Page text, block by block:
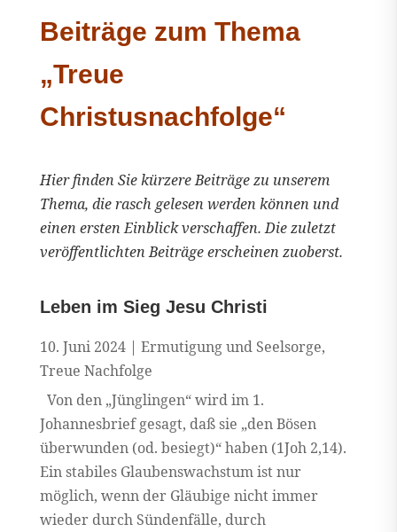
Beiträge zum Thema
„Treue
Christusnachfolge“
Hier finden Sie kürzere Beiträge zu unserem
Thema, die rasch gelesen werden können und
einen ersten Einblick verschaffen. Die zuletzt
veröffentlichten Beiträge erscheinen zuoberst.
Leben im Sieg Jesu Christi
10. Juni 2024| Ermutigung und Seelsorge,
Treue Nachfolge
Von den „Jünglingen“ wird im 1.
Johannesbrief gesagt, daß sie „den Bösen
überwunden (od. besiegt)“ haben (1Joh 2,14).
Ein stabiles Glaubenswachstum ist nur
möglich, wenn der Gläubige nicht immer
wieder durch Sündenfälle, durch